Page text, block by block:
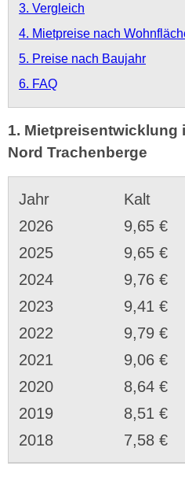
3. Vergleich
4. Mietpreise nach
5. Preise nach Baujahr
6. FAQ
1. Mietpreisentwicklung
Nord Trachenberge
Jahr Kalt
2026
9,65 €
2025
9,65 €
2024
9,76 €
2023
9,41 €
2022
9,79 €
2021
9,06 €
2020
8,64 €
2019
8,51 €
2018
7,58 €